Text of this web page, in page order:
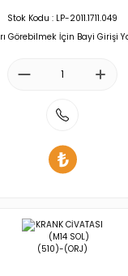
Stok Kodu : LP-2011.1711.049
Görebilmek İçin Bayi Girişi